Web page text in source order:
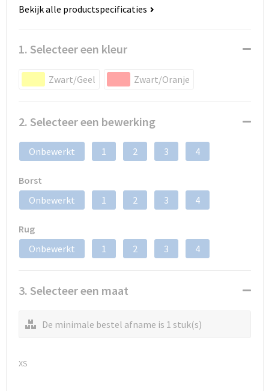
Bekijk alle productspecificaties
1. Selecteer een kleur
Zwart/Geel Zwart/Oranje
2. Selecteer een bewerking
Onbewerkt 1 2 3 4
Borst
Onbewerkt
1 2 3 4
Rug
Onbewerkt
1 2 3 4
3. Selecteer een maat
De minimale bestel afname is 1 stuk(s)
XS